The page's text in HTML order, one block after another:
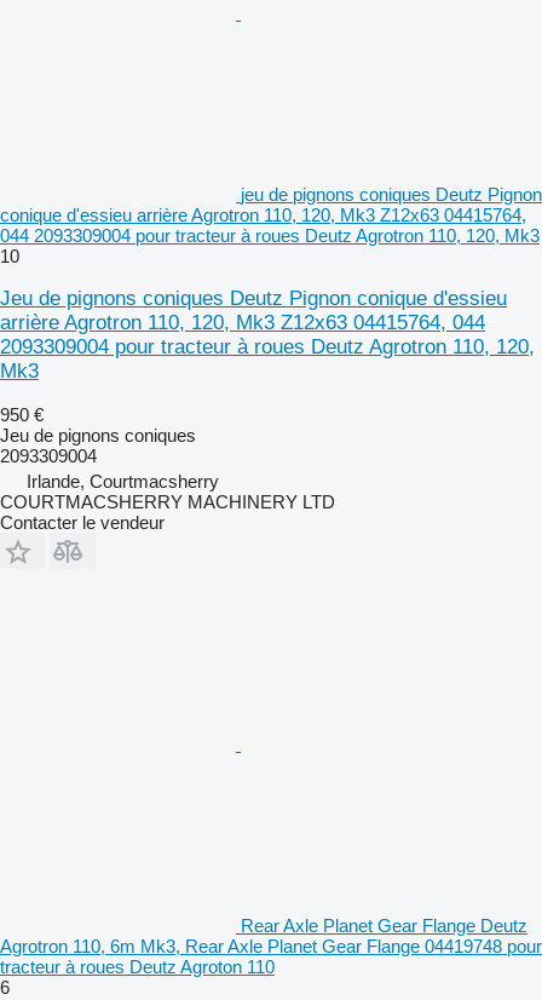
jeu de pignons coniques Deutz Pignon
conique d'essieu arrière Agrotron 110, 120, Mk3 Z12x63 04415764,
044 2093309004 pour tracteur à roues Deutz Agrotron 110, 120, Mk3
10
Jeu de pignons coniques Deutz Pignon conique d'essieu
arrière Agrotron 110, 120, Mk3 Z12x63 04415764, 044
2093309004 pour tracteur à roues Deutz Agrotron 110, 120,
Mk3
950 €
Jeu de pignons coniques
2093309004
Irlande, Courtmacsherry
COURTMACSHERRY MACHINERY LTD
Contacter le vendeur
Rear Axle Planet Gear Flange Deutz
Agrotron 110, 6m Mk3, Rear Axle Planet Gear Flange 04419748 pour
tracteur à roues Deutz Agroton 110
6